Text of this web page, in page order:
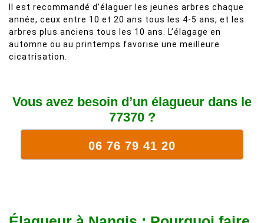
Il est recommandé d’élaguer les jeunes arbres chaque
année, ceux entre 10 et 20 ans tous les 4-5 ans, et les
arbres plus anciens tous les 10 ans. L’élagage en
automne ou au printemps favorise une meilleure
cicatrisation.
Vous avez besoin d’un élagueur dans le
77370 ?
06 76 79 41 20